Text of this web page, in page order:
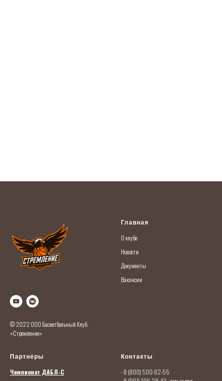
© 2022 ООО Баскетбольный Клуб
«Стремление»
Главная
О клубе
Новости
Документы
Вакансии
Партнёры
Чемпионат ДАБЛ-С
Контакты
- 8 (800) 500-62-55